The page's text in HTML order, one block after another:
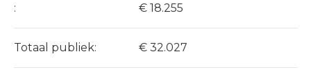
:
€ 18.255
Totaal publiek: € 32.027